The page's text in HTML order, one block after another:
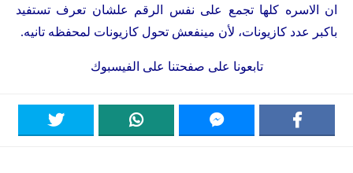
ان الاسره كلها تجمع على نفس الرقم علشان تعرف تستفيد
باكبر عدد كازيونات، لأن مينفعش تحول كازيونات لمحفظه تانيه.
تابعونا على صفحتنا على الفيسبوك